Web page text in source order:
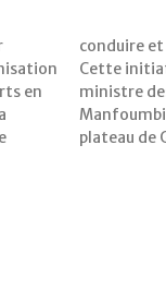
en
par le
plateau de